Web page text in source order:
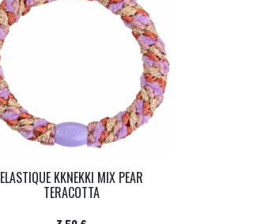
ELASTIQUE KKNEKKI MIX PEAR
TERACOTTA